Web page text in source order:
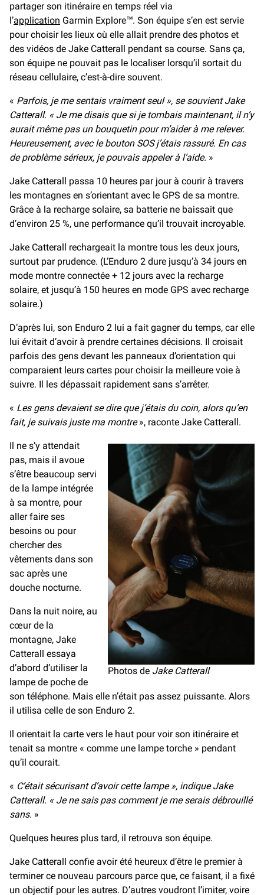
partager son itinéraire en temps réel via
l’application Garmin Explore™. Son équipe s’en est servie
pour choisir les lieux où elle allait prendre des photos et
des vidéos de Jake Catterall pendant sa course. Sans ça,
son équipe ne pouvait pas le localiser lorsqu’il sortait du
réseau cellulaire, c’est-à-dire souvent.
« Parfois, je me sentais vraiment seul », se souvient Jake
Catterall. « Je me disais que si je tombais maintenant, il n’y
aurait même pas un bouquetin pour m’aider à me relever.
Heureusement, avec le bouton SOS j’étais rassuré. En cas
de problème sérieux, je pouvais appeler à l’aide. »
Jake Catterall passa 10 heures par jour à courir à travers
les montagnes en s’orientant avec le GPS de sa montre.
Grâce à la recharge solaire, sa batterie ne baissait que
d’environ 25 %, une performance qu’il trouvait incroyable.
Jake Catterall rechargeait la montre tous les deux jours,
surtout par prudence. (L’Enduro 2 dure jusqu’à 34 jours en
mode montre connectée + 12 jours avec la recharge
solaire, et jusqu’à 150 heures en mode GPS avec recharge
solaire.)
D’après lui, son Enduro 2 lui a fait gagner du temps, car elle
lui évitait d’avoir à prendre certaines décisions. Il croisait
parfois des gens devant les panneaux d’orientation qui
comparaient leurs cartes pour choisir la meilleure voie à
suivre. Il les dépassait rapidement sans s’arrêter.
« Les gens devaient se dire que j’étais du coin, alors qu’en
fait, je suivais juste ma montre», raconte Jake Catterall.
Photos de Jake Catterall
Il ne s’y attendait
pas, mais il avoue
s’être beaucoup servi
de la lampe intégrée
à sa montre, pour
aller faire ses
besoins ou pour
chercher des
vêtements dans son
sac après une
douche nocturne.
Dans la nuit noire, au
cœur de la
montagne, Jake
Catterall essaya
d’abord d’utiliser la
lampe de poche de
son téléphone. Mais elle n’était pas assez puissante. Alors
il utilisa celle de son Enduro 2.
Il orientait la carte vers le haut pour voir son itinéraire et
tenait sa montre « comme une lampe torche » pendant
qu’il courait.
« C’était sécurisant d’avoir cette lampe », indique Jake
Catterall. « Je ne sais pas comment je me serais débrouillé
sans. »
Quelques heures plus tard, il retrouva son équipe.
Jake Catterall confie avoir été heureux d’être le premier à
terminer ce nouveau parcours parce que, ce faisant, il a fixé
un objectif pour les autres. D’autres voudront l’imiter, voire